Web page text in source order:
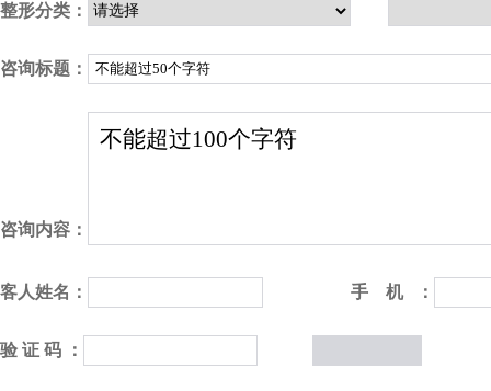
整形分类：
咨询标题：
咨询内容：
客人姓名： 手 机 ：
验 证 码 ：